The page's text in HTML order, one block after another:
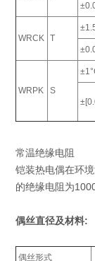
WRCK T
WRPK S
常温绝缘电阻
铠装热电偶在环
的绝缘电阻为
偶丝直径及材料:
偶丝形式